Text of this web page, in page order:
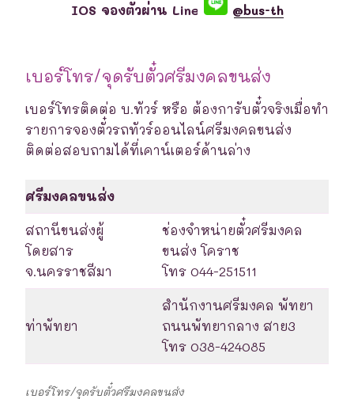
IOS จองตั๋วผ่าน Line
@bus-th
เบอร์โทร/จุดรับตั๋วศรีมงคลขนส่ง
เบอร์โทรติดต่อ บ.ทัวร์ หรือ ต้องการับตั๋วจริงเมื่อทำ
รายการจองตั๋วรถทัวร์ออนไลน์ศรีมงคลขนส่ง
ติดต่อสอบถามได้ที่เคาน์เตอร์ด้านล่าง
ศรีมงคลขนส่ง
สถานีขนส่งผู้
โดยสาร
จ.นครราชสีมา
ช่องจำหน่ายตั๋วศรีมงคล
ขนส่ง โคราช
โทร 044-251511
ท่าพัทยา
สำนักงานศรีมงคล พัทยา
ถนนพัทยากลาง สาย3
โทร 038-424085
เบอร์โทร/จุดรับตั๋วศรีมงคลขนส่ง